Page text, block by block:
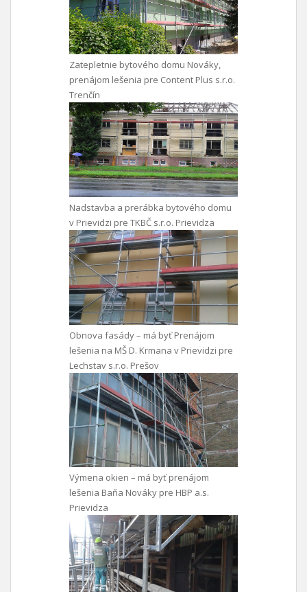
Zatepletnie bytového domu Nováky,
prenájom lešenia pre Content Plus s.r.o.
Trenčín
Nadstavba a prerábka bytového domu
v Prievidzi pre TKBČ s.r.o. Prievidza
Obnova fasády – má byť Prenájom
lešenia na MŠ D. Krmana v Prievidzi pre
Lechstav s.r.o. Prešov
Výmena okien – má byť prenájom
lešenia Baňa Nováky pre HBP a.s.
Prievidza